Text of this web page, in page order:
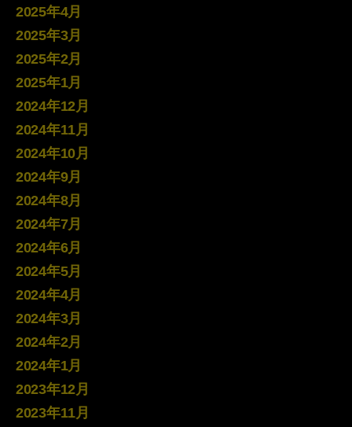
2025年4月
2025年3月
2025年2月
2025年1月
2024年12月
2024年11月
2024年10月
2024年9月
2024年8月
2024年7月
2024年6月
2024年5月
2024年4月
2024年3月
2024年2月
2024年1月
2023年12月
2023年11月